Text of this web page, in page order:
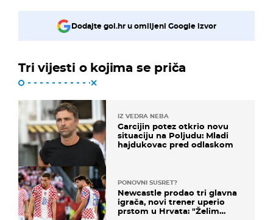
Dodajte gol.hr u omiljeni Google izvor
Tri vijesti o kojima se priča
IZ VEDRA NEBA
Garcijin potez otkrio novu
situaciju na Poljudu: Mladi
hajdukovac pred odlaskom
PONOVNI SUSRET?
Newcastle prodao tri glavna
igrača, novi trener uperio
prstom u Hrvata: "Želim